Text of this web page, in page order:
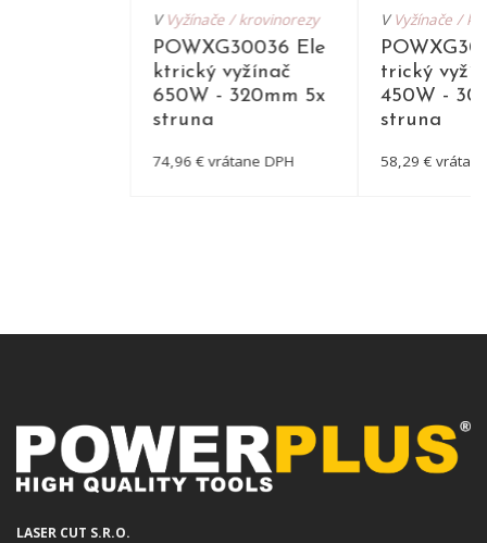
VVyžínače /
trický
450W -
struna
58,29 €
V Vyžínače / krovinorezy
POWXG30036 Ele
ktrický vyžínač
650W - 320mm 5x
struna
74,96 € vrátane DPH
LASER CUT S.R.O.